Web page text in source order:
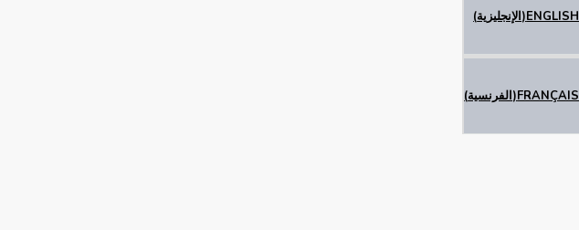
ENGLISH
(الإنجليزية)
FRANÇAIS
(الفرنسية)